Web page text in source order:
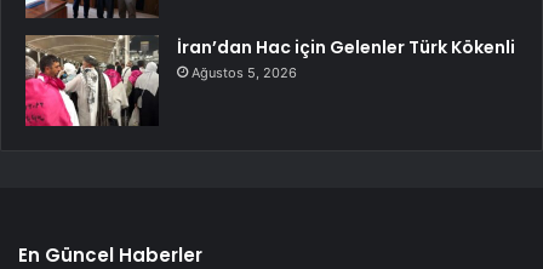
İran’dan Hac için Gelenler Türk Kökenli
Ağustos 5, 2026
En Güncel Haberler